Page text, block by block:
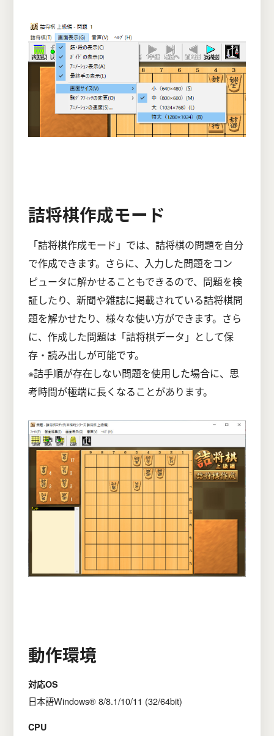
詰将棋作成モード
「詰将棋作成モード」では、詰将棋の問題を自分
で作成できます。さらに、入力した問題をコン
ピュータに解かせることもできるので、問題を検
証したり、新聞や雑誌に掲載されている詰将棋問
題を解かせたり、様々な使い方ができます。さら
に、作成した問題は「詰将棋データ」として保
存・読み出しが可能です。
※詰手順が存在しない問題を使用した場合に、思
考時間が極端に長くなることがあります。
動作環境
対応OS
日本語Windows® 8/8.1/10/11 (32/64bit)
CPU